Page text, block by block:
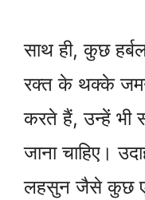
साथ ही, कुछ
रक्त के थक्के जमने
करते हैं, उन्हें भी
जाना चाहिए।
लहसुन जैसे कुछ